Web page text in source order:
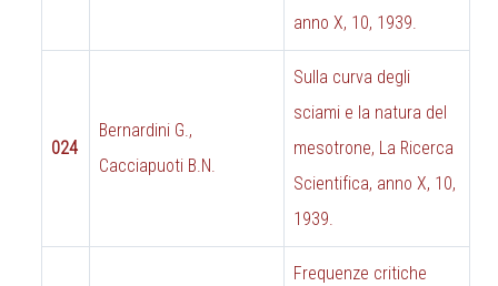
anno X, 10, 1939.
024
Bernardini G.,
Cacciapuoti B.N.
Sulla curva degli
sciami e la natura del
mesotrone, La Ricerca
Scientifica, anno X, 10,
1939.
Frequenze critiche